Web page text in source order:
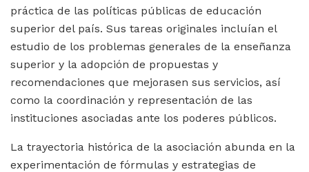
práctica de las políticas públicas de educación
superior del país. Sus tareas originales incluían el
estudio de los problemas generales de la enseñanza
superior y la adopción de propuestas y
recomendaciones que mejorasen sus servicios, así
como la coordinación y representación de las
instituciones asociadas ante los poderes públicos.
La trayectoria histórica de la asociación abunda en la
experimentación de fórmulas y estrategias de